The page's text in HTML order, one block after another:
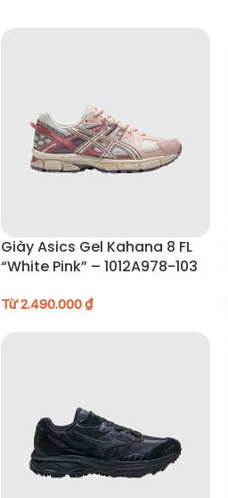
Giày Asics Gel Kahana 8 FL
“White Pink” – 1012A978-103
Từ2.490.000₫